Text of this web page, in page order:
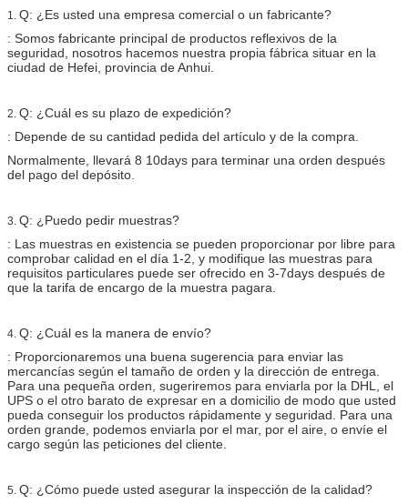
1. Q: ¿Es usted una empresa comercial o un fabricante?
: Somos fabricante principal de productos reflexivos de la
seguridad, nosotros hacemos nuestra propia fábrica situar en la
ciudad de Hefei, provincia de Anhui.
2. Q: ¿Cuál es su plazo de expedición?
: Depende de su cantidad pedida del artículo y de la compra.
Normalmente, llevará 8 10days para terminar una orden después
del pago del depósito.
3. Q: ¿Puedo pedir muestras?
: Las muestras en existencia se pueden proporcionar por libre para
comprobar calidad en el día 1-2, y modifique las muestras para
requisitos particulares puede ser ofrecido en 3-7days después de
que la tarifa de encargo de la muestra pagara.
4. Q: ¿Cuál es la manera de envío?
: Proporcionaremos una buena sugerencia para enviar las
mercancías según el tamaño de orden y la dirección de entrega.
Para una pequeña orden, sugeriremos para enviarla por la DHL, el
UPS o el otro barato de expresar en a domicilio de modo que usted
pueda conseguir los productos rápidamente y seguridad. Para una
orden grande, podemos enviarla por el mar, por el aire, o envíe el
cargo según las peticiones del cliente.
5. Q: ¿Cómo puede usted asegurar la inspección de la calidad?